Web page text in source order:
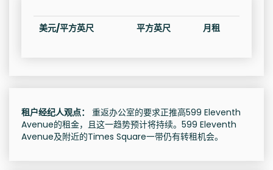
美元/平方英尺 平方英尺 月租
租户经纪人观点：
重返办公室的要求正推高599 Eleventh
Avenue的租金，且这一趋势预计将持续。599 Eleventh
Avenue及附近的Times Square一带仍有转租机会。